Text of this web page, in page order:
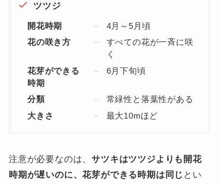
ツツジ
開花時期
4月～5月頃
花の咲き方
すべての花が一斉に咲
く
花芽ができる
時期
6月下旬頃
分類
常緑性と落葉性がある
大きさ
最大10mほど
注意が必要なのは、サツキはツツジよりも開花
時期が遅いのに、花芽ができる時期は同じ とい